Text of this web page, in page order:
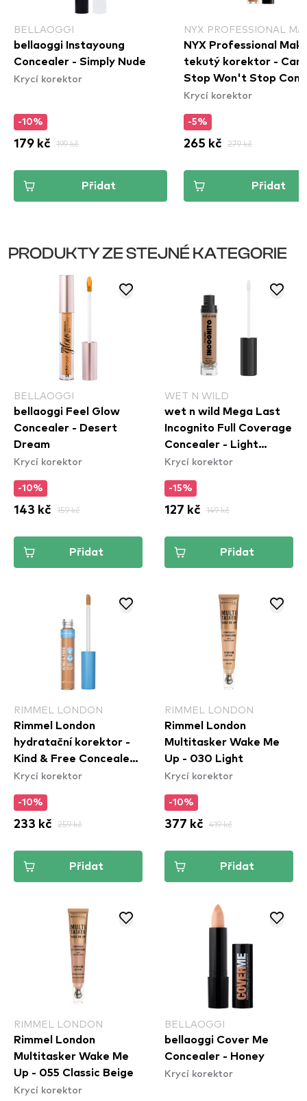
BELLAOGGI
bellaoggi Instayoung
Concealer - Simply Nude
Krycí korektor
-10%
179 kč 199 kč
Přidat
NYX PROFESSIONAL
NYX Professional
tekutý korektor - Can't
Stop Won't Stop
Concealer - Neutral
Krycí korektor
-5%
265 kč 279 kč
Přidat
PRODUKTY ZE STEJNÉ KATEGORIE
BELLAOGGI
bellaoggi Feel Glow
Concealer - Desert
Dream
Krycí korektor
-10%
143 kč 159 kč
Přidat
WET N WILD
wet n wild Mega Last
Incognito Full Coverage
Concealer - Light
Medium
Krycí korektor
-15%
127 kč 149 kč
Přidat
RIMMEL LONDON
Rimmel London
hydratační korektor -
Kind & Free Concealer -
30 Medium
Krycí korektor
-10%
233 kč 259 kč
Přidat
RIMMEL LONDON
Rimmel London
Multitasker Wake Me
Up - 030 Light
Krycí korektor
-10%
377 kč 419 kč
Přidat
RIMMEL LONDON
Rimmel London
Multitasker Wake Me
Up - 055 Classic Beige
Krycí korektor
BELLAOGGI
bellaoggi Cover Me
Concealer - Honey
Krycí korektor